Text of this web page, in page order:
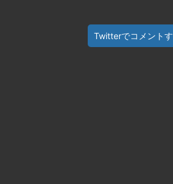
Twitterでコメント